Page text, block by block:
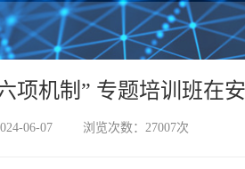
项机制” 专题培训班在
06-07 浏览次数：27007次